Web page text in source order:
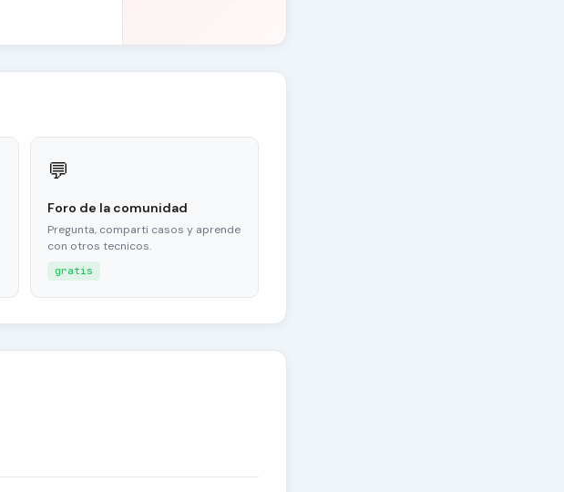
💬
Foro de la comunidad
Pregunta, comparti casos y aprende
con otros tecnicos.
gratis